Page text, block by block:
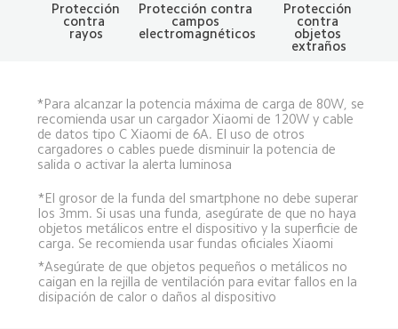
Protección
contra
rayos
Protección contra
campos
electromagnéticos
Protección
contra
objetos
extraños
*Para alcanzar la potencia máxima de carga de 80W, se
recomienda usar un cargador Xiaomi de 120W y cable
de datos tipo C Xiaomi de 6A. El uso de otros
cargadores o cables puede disminuir la potencia de
salida o activar la alerta luminosa
*El grosor de la funda del smartphone no debe superar
los 3mm. Si usas una funda, asegúrate de que no haya
objetos metálicos entre el dispositivo y la superficie de
carga. Se recomienda usar fundas oficiales Xiaomi
*Asegúrate de que objetos pequeños o metálicos no
caigan en la rejilla de ventilación para evitar fallos en la
disipación de calor o daños al dispositivo